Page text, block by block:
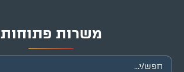
משרות פתוחות